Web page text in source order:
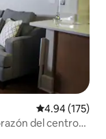
Calificación
4.94 (175)
del centro